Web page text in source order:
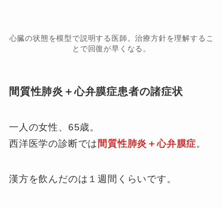
心臓の状態を模型で説明する医師。治療方針を理解するこ
とで回復が早くなる。
間質性肺炎＋心弁膜症患者の諸症状
一人の女性、65歳。
西洋医学の診断では 間質性肺炎＋心弁膜症。
漢方を飲んだのは１週間くらいです。